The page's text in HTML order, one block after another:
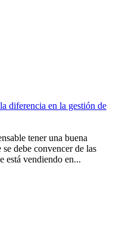
diferencia en la gestión de
tener una buena
debe convencer de las
está vendiendo en...